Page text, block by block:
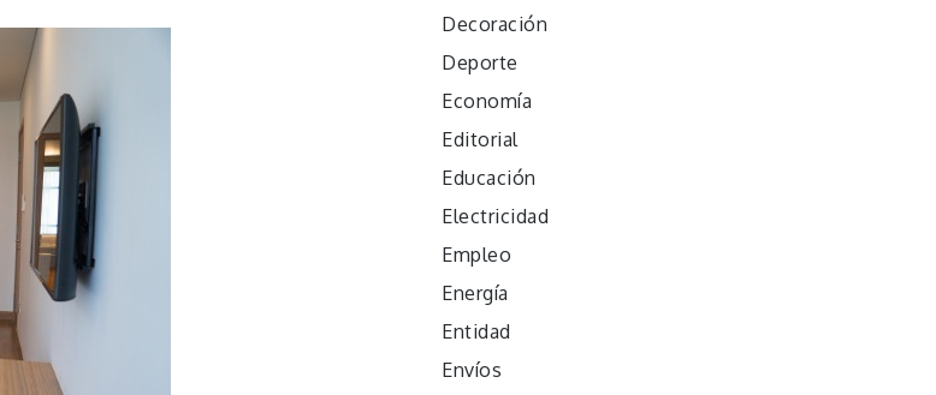
Decoración
Deporte
Economía
Editorial
Educación
Electricidad
Empleo
Energía
Entidad
Envíos